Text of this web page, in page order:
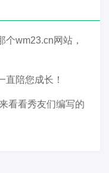
wm23.cn网站，
直陪您成长！
看看秀友们编写的